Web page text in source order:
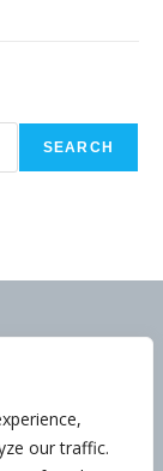
our traffic.
SEARCH